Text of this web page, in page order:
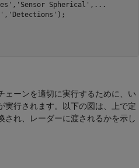
, 'Sensor Spherical' , ...
, 'Detections' );
ェーンを適切に実行するために、い
実行されます。以下の図は、上で定
され、レーダーに渡されるかを示し